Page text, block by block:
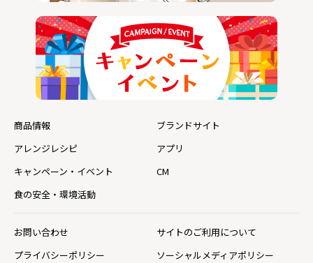
商品情報
ブランドサイト
アレンジレシピ
アプリ
キャンペーン・イベント
CM
食の安全・環境活動
お問い合わせ
サイトのご利用について
プライバシーポリシー
ソーシャルメディアポリシー